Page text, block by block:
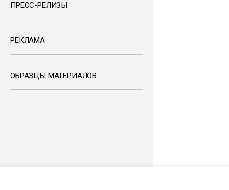
ПРЕСС-РЕЛИЗЫ
РЕКЛАМА
ОБРАЗЦЫ МАТЕРИАЛОВ